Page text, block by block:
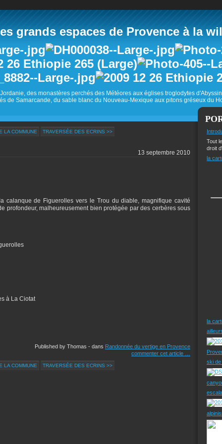
grands espaces de Provence à la
des monastères perchés des Météores aux églises troglodytes
de Samarcande, du sable blanc du Nouveau-Mexique aux pitons gréseux du
LA COMMUNE TRAVERSÉE DES ECRINS >>
13 septembre 2010
calanque de Figuerolles vers le Trou du diable, magnifique cavité
profondeur, malheureusement bien protégée par des cerbères sous
à La Ciotat
Published by Thomas - dans Randonnée du vertige en Provence
commenter cet article
LA COMMUNE TRAVERSÉE DES ECRINS >>
Tout
droit
la
la
ski de